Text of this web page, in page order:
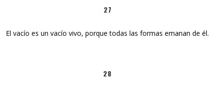
27
El vacío es un vacío vivo, porque todas las formas emanan de él.
28